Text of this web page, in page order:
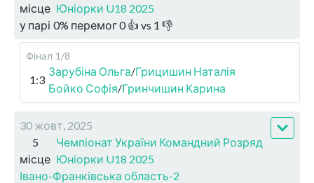
місце Юніорки U18 2025
у парі 0% перемог0👍 vs 1 👎
Фінал 1/8
1:3
Зарубіна Ольга/Грицишин Наталія
Бойко Софія/Гринчишин Карина
30 жовт, 2025
5
місце
Чемпіонат України Командний Розряд
Юніорки U18 2025
Івано-Франківська область-2